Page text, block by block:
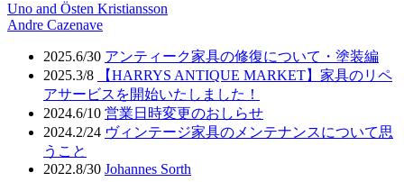
Uno and Östen Kristiansson
Andre Cazenave
2025.6/30 アンティーク家具の修復について・塗装編
2025.3/8
【HARRYS ANTIQUE MARKET】家具のリペ
アサービスを開始いたしました！
2024.6/10 営業日時変更のおしらせ
2024.2/24 ヴィンテージ家具のメンテナンスについて思
うこと
2022.8/30 Johannes Sorth